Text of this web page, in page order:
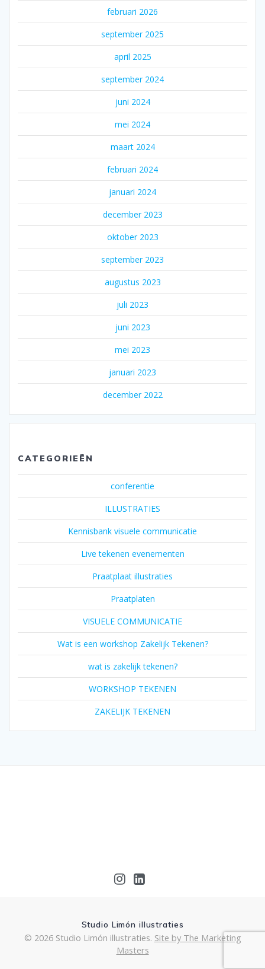
februari 2026
september 2025
april 2025
september 2024
juni 2024
mei 2024
maart 2024
februari 2024
januari 2024
december 2023
oktober 2023
september 2023
augustus 2023
juli 2023
juni 2023
mei 2023
januari 2023
december 2022
CATEGORIEËN
conferentie
ILLUSTRATIES
Kennisbank visuele communicatie
Live tekenen evenementen
Praatplaat illustraties
Praatplaten
VISUELE COMMUNICATIE
Wat is een workshop Zakelijk Tekenen?
wat is zakelijk tekenen?
WORKSHOP TEKENEN
ZAKELIJK TEKENEN
Studio Limón illustraties
© 2026 Studio Limón illustraties. Site by The Marketing
Masters